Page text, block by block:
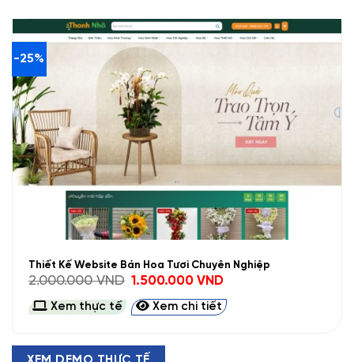
-25%
Thiết Kế Website Bán Hoa Tươi Chuyên Nghiệp
2.000.000VND Giá
là:
2.000.000 VND.
1.500.000VNDGiá
tại
là:
Xem thực tế Xem chi tiết